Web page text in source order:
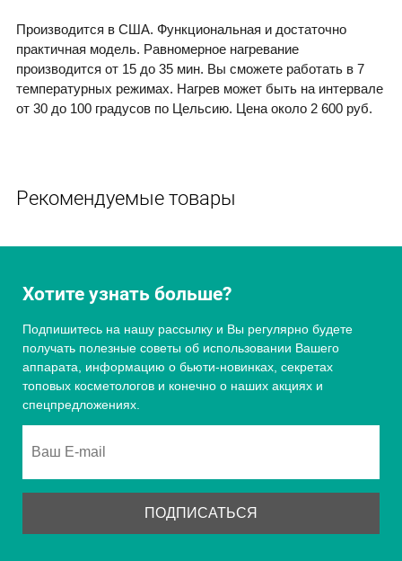
Производится в США. Функциональная и достаточно
практичная модель. Равномерное нагревание
производится от 15 до 35 мин. Вы сможете работать в 7
температурных режимах. Нагрев может быть на интервале
от 30 до 100 градусов по Цельсию. Цена около 2 600 руб.
Рекомендуемые товары
Хотите узнать больше?
Подпишитесь на нашу рассылку и Вы регулярно будете
получать полезные советы об использовании Вашего
аппарата, информацию о бьюти-новинках, секретах
топовых косметологов и конечно о наших акциях и
спецпредложениях.